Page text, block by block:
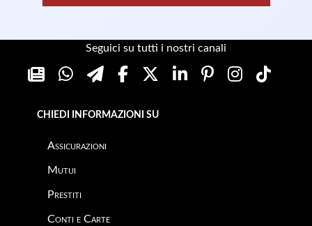
Seguici su tutti i nostri canali
CHIEDI INFORMAZIONI SU
Assicurazioni
Mutui
Prestiti
Conti e Carte